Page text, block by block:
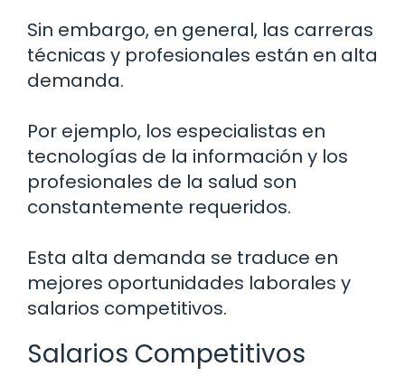
Sin embargo, en general, las carreras
técnicas y profesionales están en alta
demanda.
Por ejemplo, los especialistas en
tecnologías de la información y los
profesionales de la salud son
constantemente requeridos.
Esta alta demanda se traduce en
mejores oportunidades laborales y
salarios competitivos.
Salarios Competitivos